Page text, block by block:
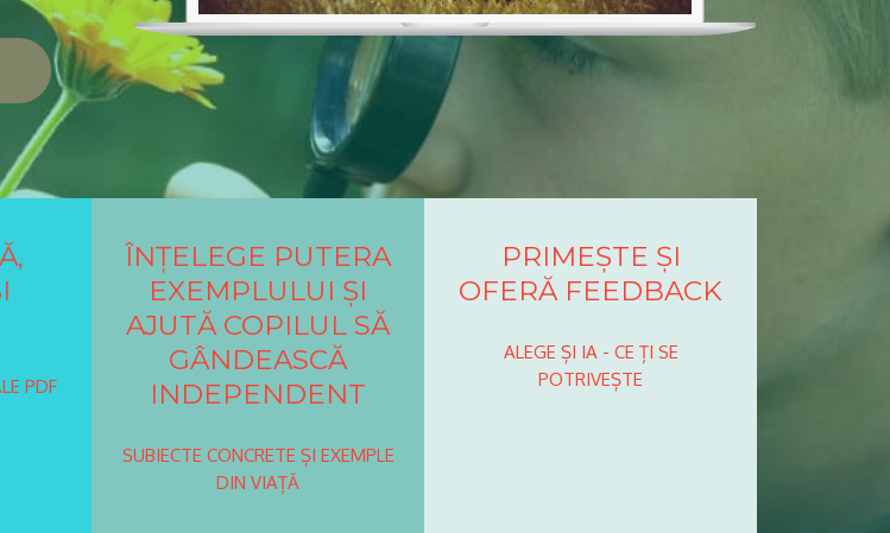
PDF
ÎNȚELEGE PUTERA
EXEMPLULUI ȘI
AJUTĂ COPILUL SĂ
GÂNDEASCĂ
INDEPENDENT
SUBIECTE CONCRETE ȘI EXEMPLE
DIN VIAȚĂ
PRIMEȘTE ȘI
OFERĂ FEEDBACK
ALEGE ȘI IA - CE ȚI SE
POTRIVEȘTE